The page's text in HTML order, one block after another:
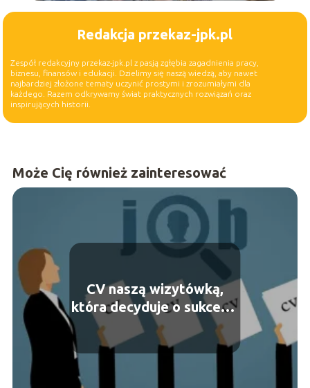
Redakcja przekaz-jpk.pl
Zespół redakcyjny przekaz-jpk.pl z pasją zgłębia zagadnienia pracy,
biznesu, finansów i edukacji. Dzielimy się naszą wiedzą, aby nawet
najbardziej złożone tematy uczynić prostymi i zrozumiałymi dla
każdego. Razem odkrywamy świat praktycznych rozwiązań oraz
inspirujących historii.
Może Cię również zainteresować
CV naszą wizytówką,
która decyduje o sukcesie
bądź porażce